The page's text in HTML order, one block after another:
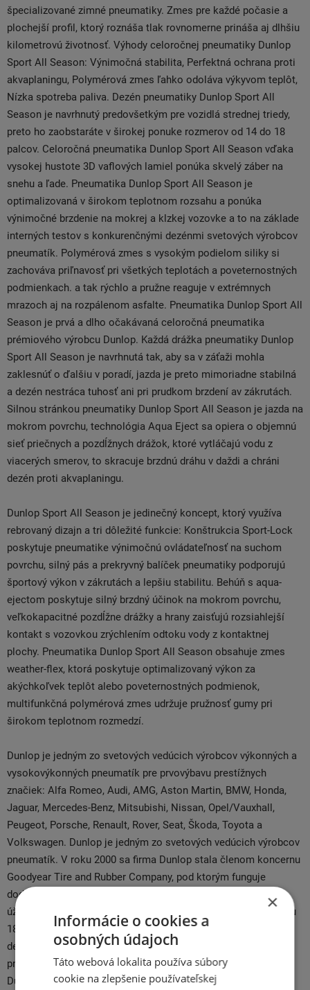
špecializované zimné pneumatiky. Zmes pre každé počasie a
plochejší profil, ktorý roznáša tlak rovnomerne prináša aj dlhšiu
kilometrovú životnosť. Výhody celoročnej pneumatiky Dunlop
Sport All Season: Výnimočná stabilita, Perfektná ochrana proti
akvaplaningu, Polymérová zmes ľahko odoláva výkyvom teplôt,
Nízka spotreba paliva. Dezén pneumatiky Dunlop Sport All
Season je navrhnutý predovšetkým pre vozidlá strednej triedy,
preto ho zaobstaráte v širokej ponuke rozmerov od 14 do 18
palcov. Celoročná pneumatika Dunlop Sport All Season vďaka
vysokej hustote 3D vaflových lamiel ponúka skvelý záber na
snehu a ľade. Pneumatika Dunlop Sport All Season je
optimalizovaná v širokom teplotnom rozsahu a ponúka
výnimočné brzdenie na mokrej a klzkej vozovke a to na základe
interných testov s konkurenčnými dezénmi svetových výrobcov
pneumatík. Polymérová zmes s vysokým podielom siliky si
zachováva priľnavosť pri všetkých teplotách a poveternostných
podmienkach. a tak rýchlo a pružne reaguje v extrémnych
mrazoch aj na rozpálenom asfalte. Pneumatika Dunlop Sport All
Season je prvá a dlho očakávaná celoročná pneumatika
prémiového výrobcu Dunlop. Každá drážka pneumatiky Dunlop
Sport All Season je navrhnutá tak, aby sa v záťaži mohla
zaklesnúť o ďalšiu v poradí, jazda je preto mimoriadne stabilná
a dezén nestráca tuhosť ani pri prudkom brzdení av zákrutách.
Silnou stránkou pneumatiky Dunlop Sport All Season je jazda na
mokrom povrchu, technológia Aqua Eject sa opiera o objemnú
sieť priečnych a pozdĺžnych drážok, ktoré vytláčajú vodu z
viacerých smerov, to skracuje brzdnú dráhu v daždi a chráni
dezén proti akvaplaningu.
Dunlop Sport All Season je jedinečný koncept, ktorý využíva
rebrovaný dizajn a tri dôležité funkcie: Konštrukcia Sport-Lock
poskytuje pneumatike výnimočnú ovládateľnosť na suchom
povrchu, silný pás a prekryvný balíček pneumatiky podporujú
športový výkon v zákrutách a lepšiu stabilitu. Behúň s aqua-
ejectom poskytuje silný brzdný účinok na mokrom povrchu,
veľkokapacitné pozdĺžne drážky a hrany zaisťujú rozsiahlejší
kontakt s vozovkou zrýchlením odtoku vody z kontaktnej
plochy. Pneumatika Dunlop Sport All Season obsahuje zmes
weather-flex, ktorá poskytuje optimalizovaný výkon za
akýchkoľvek teplôt alebo poveternostných podmienok,
multifunkčná polymérová zmes udržuje pružnosť gumy pri
širokom teplotnom rozmedzí.
Dunlop je jedným zo svetových vedúcich výrobcov výkonných a
vysokovýkonných pneumatík pre prvovýbavu prestížnych
značiek: Alfa Romeo, Audi, AMG, Aston Martin, BMW, Honda,
Jaguar, Mercedes-Benz, Mitsubishi, Nissan, Opel/Vauxhall,
Peugeot, Porsche, Renault, Rover, Seat, Škoda, Toyota a
Volkswagen. Dunlop je jedným zo svetových vedúcich výrobcov
pneumatík. V roku 2000 sa firma Dunlop stala členom koncernu
Goodyear Tire and Rubber Company, pod ktorým funguje
dodnes. Vyvíja, vyrába a predáva pneumatiky pre automobily,
úžitkové vozidlá aj motocykle. Spoločnosť Dunlop vznikla roku
1888 v severoírskom Belfaste vďaka revolučnému vynálezu, v
decembri daného roku získal John Boyd Dunlop patent na
pneumatiku plnenú vzduchom. V roku 1945 začala značka
Dunlop vyrábať revolučné bezdušové pneumatiky so
×
Informácie o cookies a
osobných údajoch
Táto webová lokalita používa súbory
cookie na zlepšenie používateľskej